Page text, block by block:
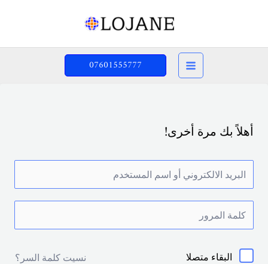
07601555777
أهلاً بك مرة أخرى!
البقاء متصلا نسيت كلمة السر؟